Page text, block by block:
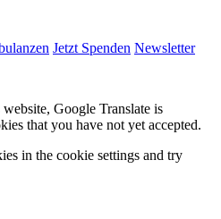
Jetzt Spenden Newsletter
Google Translate is
that you have not yet accepted.
in the cookie settings and try